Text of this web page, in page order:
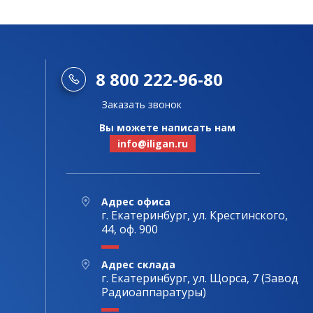
8 800 222-96-80
Заказать звонок
Вы можете написать нам
info@iligan.ru
Адрес офиса
г. Екатеринбург, ул. Крестинского,
44, оф. 900
Адрес склада
г. Екатеринбург, ул. Щорса, 7 (Завод
Радиоаппаратуры)